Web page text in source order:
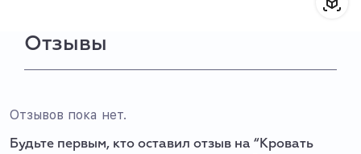
Отзывы
Отзывов пока нет.
Будьте первым, кто оставил отзыв на “Кровать